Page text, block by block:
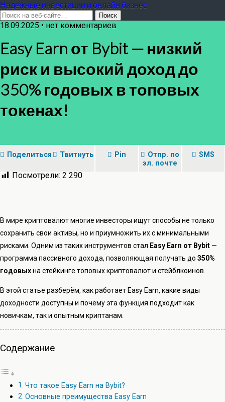
Надежные инвестиции и онлайн бизнес
18.09.2025 • нет комментариев
Easy Earn от Bybit — низкий
риск и высокий доход до
350% годовых в топовых
токенах!
Поделиться Твитнуть Pin
Отпр. по
эл. почте
SMS
Посмотрели: 2 290
В мире криптовалют многие инвесторы ищут способы не только
сохранить свои активы, но и приумножить их с минимальными
рисками. Одним из таких инструментов стал Easy Earn от Bybit —
программа пассивного дохода, позволяющая получать до 350%
годовыхна стейкинге топовых криптовалют и стейблкоинов.
В этой статье разберём, как работает Easy Earn, какие виды
доходности доступны и почему эта функция подходит как
новичкам, так и опытным криптанам.
Содержание
Что такое Easy Earn на Bybit?
Основные преимущества Easy Earn